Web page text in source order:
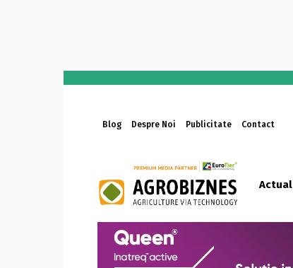
Blog Despre Noi Publicitate Contact
Actual